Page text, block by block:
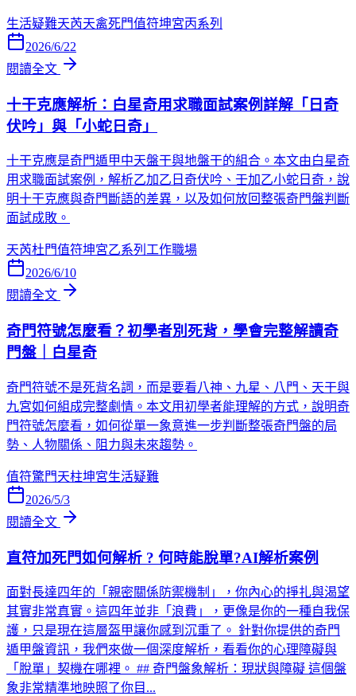
生活疑難天芮天禽死門值符坤宮丙系列
2026/6/22
閱讀全文
十干克應解析：白星奇用求職面試案例詳解「日奇
伏吟」與「小蛇日奇」
十干克應是奇門遁甲中天盤干與地盤干的組合。本文由白星奇
用求職面試案例，解析乙加乙日奇伏吟、壬加乙小蛇日奇，說
明十干克應與奇門斷語的差異，以及如何放回整張奇門盤判斷
面試成敗。
天芮杜門值符坤宮乙系列 工作職場
2026/6/10
閱讀全文
奇門符號怎麼看？初學者別死背，學會完整解讀奇
門盤｜白星奇
奇門符號不是死背名詞，而是要看八神、九星、八門、天干與
九宮如何組成完整劇情。本文用初學者能理解的方式，說明奇
門符號怎麼看，如何從單一象意進一步判斷整張奇門盤的局
勢、人物關係、阻力與未來趨勢。
值符驚門天柱坤宮生活疑難
2026/5/3
閱讀全文
直符加死門如何解析 ? 何時能脫單?AI解析案例
面對長達四年的「親密關係防禦機制」，你內心的掙扎與渴望
其實非常真實。這四年並非「浪費」，更像是你的一種自我保
護，只是現在這層盔甲讓你感到沉重了。 針對你提供的奇門
遁甲盤資訊，我們來做一個深度解析，看看你的心理障礙與
「脫單」契機在哪裡。 ## 奇門盤象解析：現狀與障礙 這個盤
象非常精準地映照了你目...